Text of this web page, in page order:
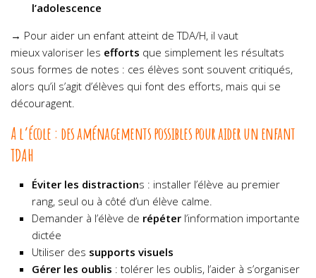
l’adolescence
→ Pour aider un enfant atteint de TDA/H, il vaut
mieux valoriser les efforts que simplement les résultats
sous formes de notes : ces élèves sont souvent critiqués,
alors qu’il s’agit d’élèves qui font des efforts, mais qui se
découragent.
A l’école : des aménagements possibles pour aider un enfant
TDAH
Éviter les distractions : installer l’élève au premier
rang, seul ou à côté d’un élève calme.
Demander à l’élève de répéter l’information importante
dictée
Utiliser des supports visuels
Gérer les oublis : tolérer les oublis, l’aider à s’organiser